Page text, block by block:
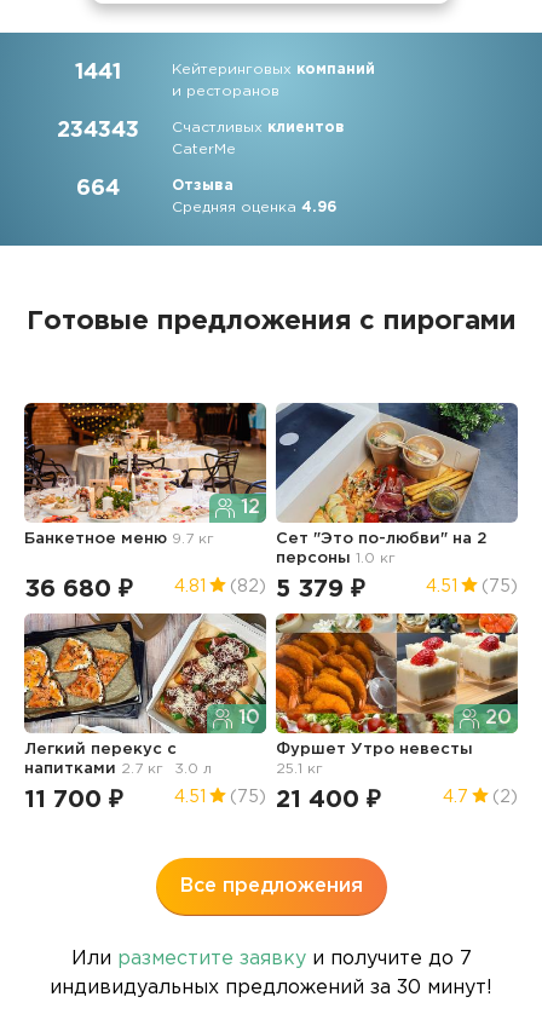
1441 Кейтеринговых компаний
и ресторанов
234343 Счастливых клиентов
CaterMe
664
Отзыва
Средняя оценка4.96
Готовые предложения с пирогами
12
Банкетное меню 9.7 кг
36 680 ₽ 4.81 (82)
Сет "Это по-любви" на 2
персоны1.0 кг
5 379 ₽ 4.51 (75)
10
Легкий перекус с
напитками 2.7 кг 3.0 л
11 700 ₽ 4.51 (75)
20
Фуршет Утро невесты
25.1 кг
21 400 ₽ 4.7 (2)
Все предложения
Или разместите заявкуи получите до 7
индивидуальных предложений за 30 минут!